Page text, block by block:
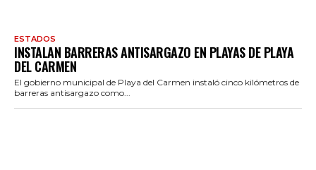
ESTADOS
INSTALAN BARRERAS ANTISARGAZO EN PLAYAS DE PLAYA
DEL CARMEN
El gobierno municipal de Playa del Carmen instaló cinco kilómetros de
barreras antisargazo como...